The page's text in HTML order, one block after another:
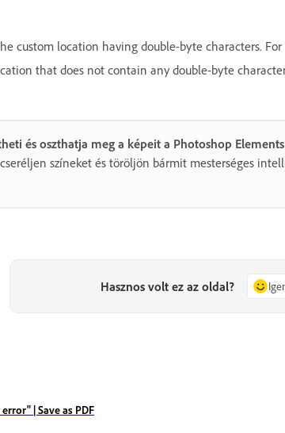
custom location having double-byte characters.
that does not contain any double-byte
és oszthatja meg a képeit a Photoshop
színeket és töröljön bármit mesterséges
Hasznos volt ez az oldal?
| Save as PDF